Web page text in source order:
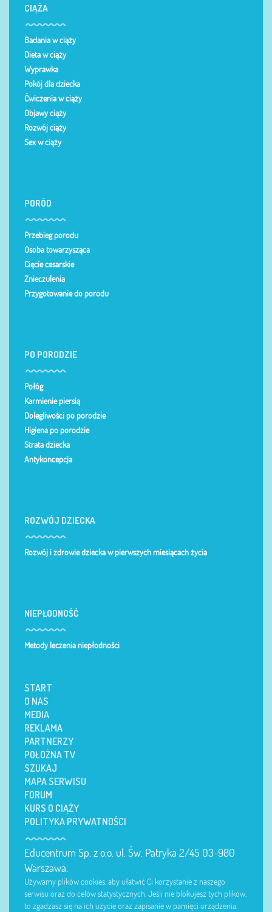
CIĄŻA
Badania w ciąży
Dieta w ciąży
Wyprawka
Pokój dla dziecka
Ćwiczenia w ciąży
Objawy ciąży
Rozwój ciąży
Sex w ciąży
PORÓD
Przebieg porodu
Osoba towarzysząca
Cięcie cesarskie
Znieczulenia
Przygotowanie do porodu
PO PORODZIE
Połóg
Karmienie piersią
Dolegliwości po porodzie
Higiena po porodzie
Strata dziecka
Antykoncepcja
ROZWÓJ DZIECKA
Rozwój i zdrowie dziecka w pierwszych miesiącach życia
NIEPŁODNOŚĆ
Metody leczenia niepłodności
START
O NAS
MEDIA
REKLAMA
PARTNERZY
POŁOŻNA TV
SZUKAJ
MAPA SERWISU
FORUM
KURS O CIĄŻY
POLITYKA PRYWATNOŚCI
Educentrum Sp. z o.o. ul. Św. Patryka 2/45 03-980
Warszawa.
Używamy plików cookies, aby ułatwić Ci korzystanie z naszego
serwisu oraz do celów statystycznych. Jeśli nie blokujesz tych plików,
to zgadzasz się na ich użycie oraz zapisanie w pamięci urządzenia.